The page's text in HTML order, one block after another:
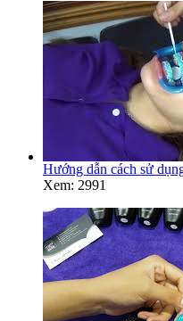
Hướng dẫn cách sử
Xem: 2991